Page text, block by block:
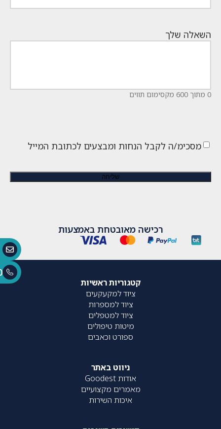
השאלה שלך
0 מתוך 600 מקסימום תווים
מסכימ/ה לקבל הנחות ומבצעים לכתובת המייל
רכישה מאובטחת באמצעות
קטגוריות ראשיות
ציוד למקעקעים
ציוד למספרות
ציוד למטפלים
מיטות טיפולים
ספורט וכאבים
ניווט באתר
אודות Goodest
מאמרים מקצועיים
איכות השירות